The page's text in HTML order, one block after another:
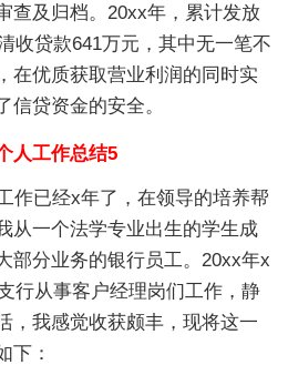
查及归档。20xx年，累计发放
收贷款641万元，其中无一笔不
在优质获取营业利润的同时实
信贷资金的安全。
人工作总结5
作已经x年了，在领导的培养帮
从一个法学专业出生的学生成
部分业务的银行员工。20xx年x
行从事客户经理岗们工作，静
，我感觉收获颇丰，现将这一
下：